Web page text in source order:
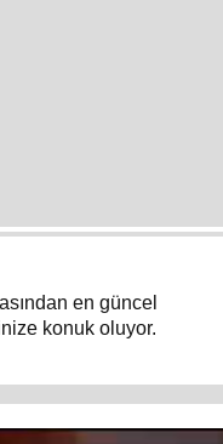
en güncel
konuk oluyor.